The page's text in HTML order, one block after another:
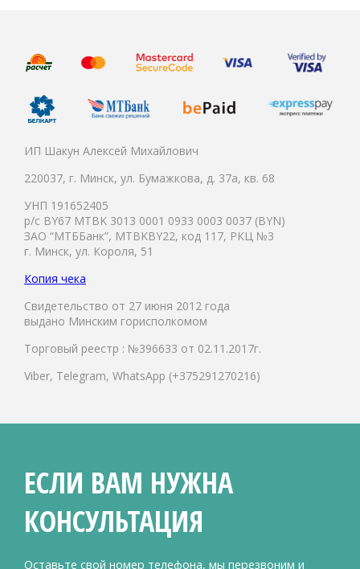
ИП Шакун Алексей Михайлович
220037, г. Минск, ул. Бумажкова, д. 37а, кв. 68
УНП 191652405
р/с BY67 MTBK 3013 0001 0933 0003 0037 (BYN)
ЗАО “МТББанк”, MTBKBY22, код 117, РКЦ №3
г. Минск, ул. Короля, 51
Копия чека
Свидетельство от 27 июня 2012 года
выдано Минским горисполкомом
Торговый реестр : №396633 от 02.11.2017г.
Viber, Telegram, WhatsApp (+375291270216)
ЕСЛИ ВАМ НУЖНА
КОНСУЛЬТАЦИЯ
Оставьте свой номер телефона, мы перезвоним и